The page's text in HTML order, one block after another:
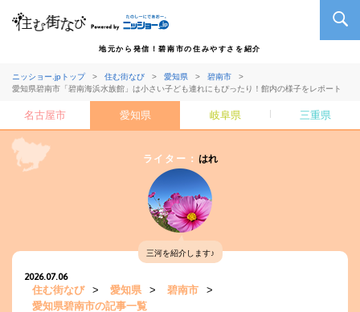
地元から発信！碧南市の住みやすさを紹介
ニッショー.jpトップ 住む街なび 愛知県
碧南市
愛知県碧南市「碧南海浜水族館」は小さい子ども連れにもぴったり！館内の様子をレポート
名古屋市 愛知県 岐阜県 三重県
ライター： はれ
三河を紹介します♪
2026.07.06
住む街なび > 愛知県 > 碧南市
>
愛知県碧南市の記事一覧